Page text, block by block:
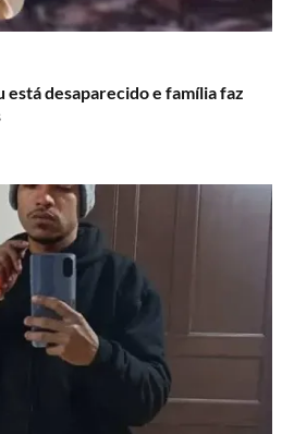
desaparecido e família faz